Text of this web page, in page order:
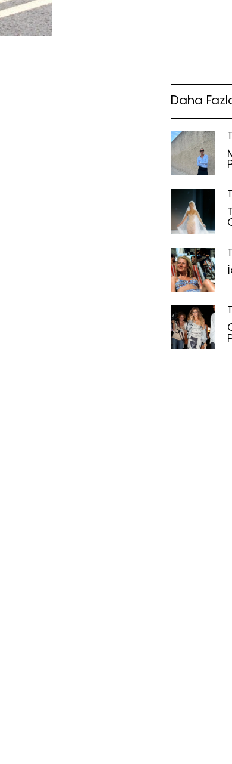
oluyor? Yeni fikirler, öne çıkan
trendler, ünlülerden güzelllik sırları
haberdar olmak için haftalık e-
ve Yayıncılık A.Ş. tarafından
Daha